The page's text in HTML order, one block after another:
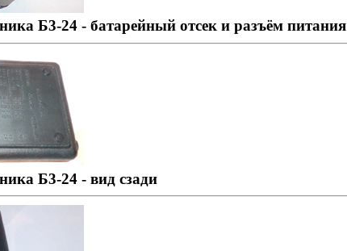
Б3-24 - батарейный отсек и разъём питания
Б3-24 - вид сзади